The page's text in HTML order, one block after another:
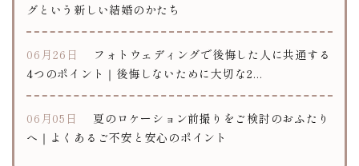
グという新しい結婚のかたち
06月26日
フォトウェディングで後悔した人に共通する
4つのポイント｜後悔しないために大切な2...
06月05日
夏のロケーション前撮りをご検討のおふたり
へ｜よくあるご不安と安心のポイント